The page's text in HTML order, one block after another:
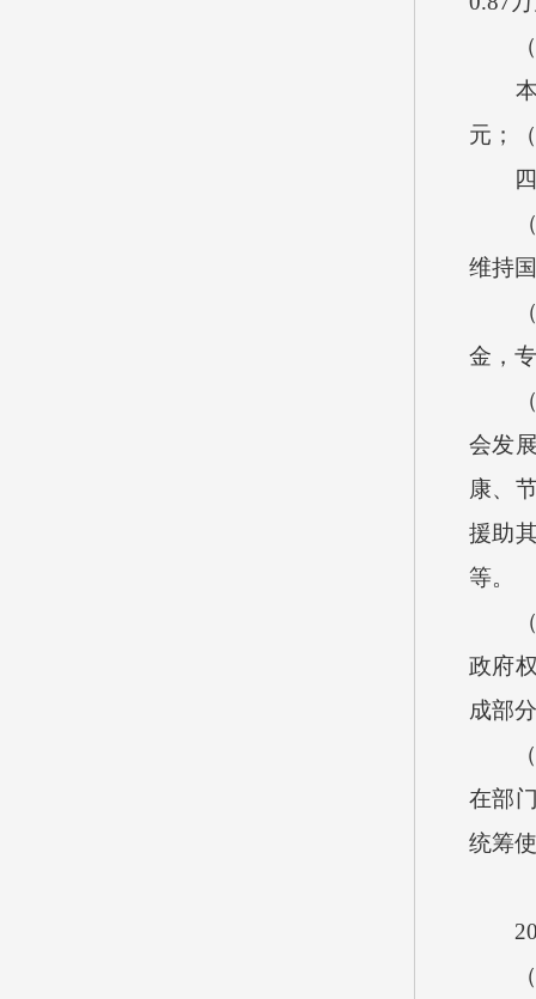
（
本单
元；
四
（一
维持
（二
金，
（三
会发
康、
援助
等。
（四
政府
成部
（五
在部
统筹
（